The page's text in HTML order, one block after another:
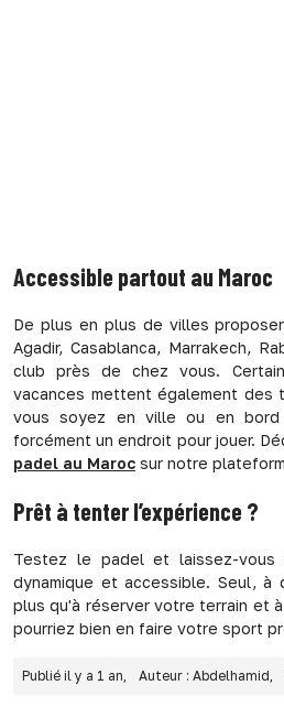
Accessible partout au Maroc
De plus en plus de villes
Agadir, Casablanca, Marrakech,
club près de chez vous.
vacances mettent également des
vous soyez en ville ou en bord
forcément un endroit pour jouer.
padel au Maroc sur notre
Prêt à tenter l’expérience ?
Testez le padel et laissez-vous
dynamique et accessible. Seul, à
plus qu'à réserver votre terrain et
pourriez bien en faire votre sport
Publié il y a 1 an, Auteur : Abdelhamid,